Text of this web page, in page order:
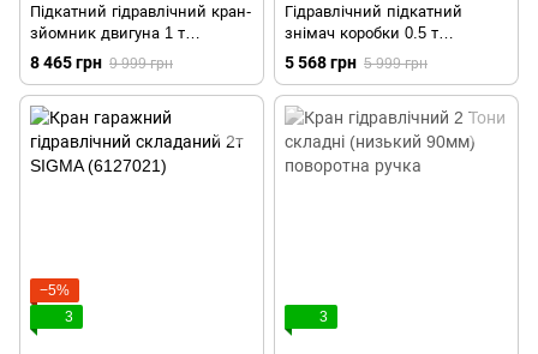
Підкатний гідравлічний кран-
зйомник двигуна 1 т
INTERTOOL GT0807
8 465 грн 9 999 грн
Гідравлічний підкатний
знімач коробки 0.5 т
INTERTOOL GT0804
5 568 грн 5 999 грн
−5%
3
3